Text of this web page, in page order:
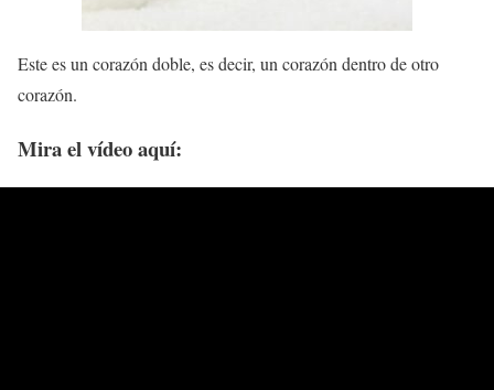
Este es un corazón doble, es decir, un corazón dentro de otro
corazón.
Mira el vídeo aquí: